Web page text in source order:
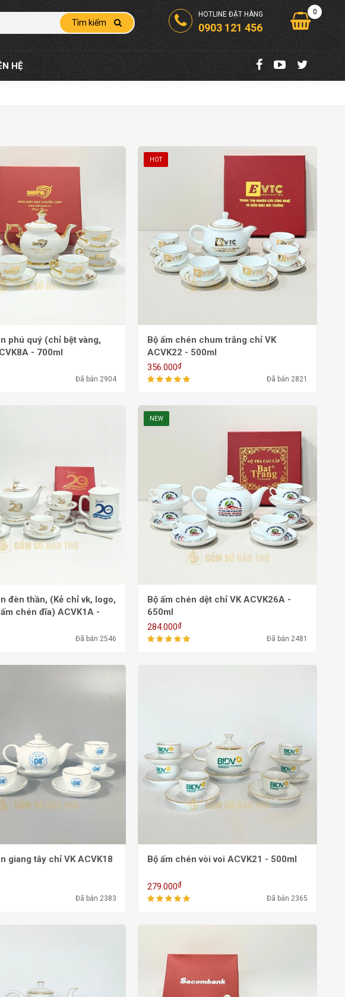
Tìm kiếm
HOTLINE ĐẶT HÀNG
0903 121 456
0
HỆ
(chỉ bệt vàng,
vk) ACVK8A - 700ml
Đã bán 2904
HOT
Bộ ấm chén chum trắng chỉ VK
ACVK22 - 500ml
356.000₫
Đã bán 2821
đèn thần, (Kẻ chỉ vk, logo,
chén đĩa) ACVK1A -
Đã bán 2546
NEW
Bộ ấm chén dệt chỉ VK ACVK26A -
650ml
284.000₫
Đã bán 2481
tây chỉ VK ACVK18
Đã bán 2383
Bộ ấm chén vòi voi ACVK21 - 500ml
279.000₫
Đã bán 2365